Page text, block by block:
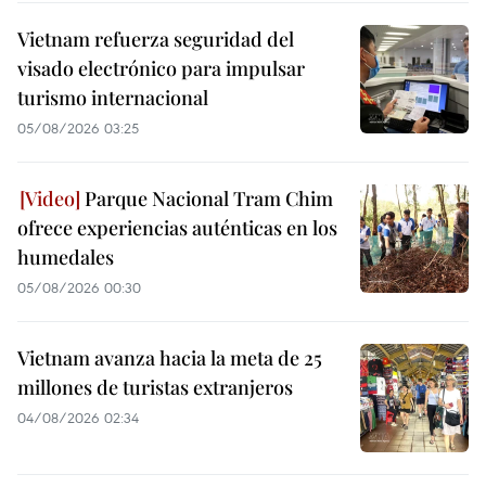
Vietnam refuerza seguridad del
visado electrónico para impulsar
turismo internacional
05/08/2026 03:25
Parque Nacional Tram Chim
ofrece experiencias auténticas en los
humedales
05/08/2026 00:30
Vietnam avanza hacia la meta de 25
millones de turistas extranjeros
04/08/2026 02:34